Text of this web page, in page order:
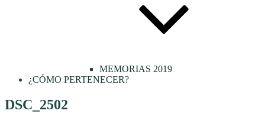
MEMORIAS 2019
¿CÓMO PERTENECER?
DSC_2502